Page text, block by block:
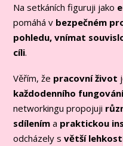
Na setkáních figuruji jako
pomáhá v bezpečném
pohledu, vnímat
cíli.
Věřím, že pracovní život
každodenního
networkingu propojuji
sdílením a praktickou
odcházely světší